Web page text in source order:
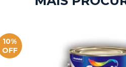
10%
OFF